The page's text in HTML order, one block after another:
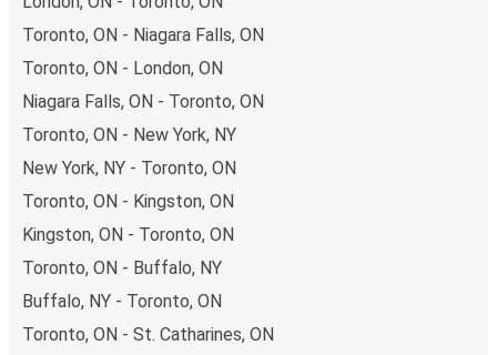
Toronto, ON - Niagara Falls, ON
Toronto, ON - London, ON
Niagara Falls, ON - Toronto, ON
Toronto, ON - New York, NY
New York, NY - Toronto, ON
Toronto, ON - Kingston, ON
Kingston, ON - Toronto, ON
Toronto, ON - Buffalo, NY
Buffalo, NY - Toronto, ON
Toronto, ON - St. Catharines, ON